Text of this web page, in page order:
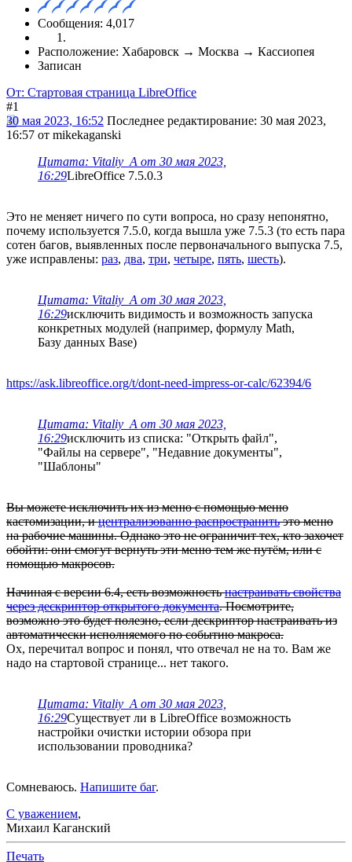
Сообщения: 4,017
Расположение: Хабаровск → Москва → Кассиопея
Записан
От: Стартовая страница LibreOffice
#1
30 мая 2023, 16:52 Последнее редактирование: 30 мая 2023,
16:57 от mikekaganski
Цитата: Vitaliy_A от 30 мая 2023,
16:29LibreOffice 7.5.0.3
Это не меняет ничего по сути вопроса, но сразу непонятно,
почему используется 7.5.0, когда вышла уже 7.5.3 (то есть пара
сотен багов, выявленных после первоначального выпуска 7.5,
уже исправлены: раз, два, три, четыре, пять, шесть).
Цитата: Vitaliy_A от 30 мая 2023,
16:29исключить видимость и возможность запуска
конкретных модулей (например, формулу Math,
Базу данных Base)
https://ask.libreoffice.org/t/dont-need-impress-or-calc/62394/6
Цитата: Vitaliy_A от 30 мая 2023,
16:29исключить из списка: "Открыть файл",
"Файлы на сервере", "Недавние документы",
"Шаблоны"
Вы можете исключить их из меню с помощью меню
кастомизации, ицентрализованно распространитьэто меню
на рабочие машины. Однако это не ограничит тех, кто захочет
обойти: они смогут вернуть эти меню тем же путём, или с
помощью макросов.
Начиная с версии 6.4, есть возможностьнастраивать свойства
через дескриптор открытого документа. Посмотрите,
возможно это будет полезно, если дескриптор настраивать из
автоматически исполняемого по событию макроса.
Ох, перечитал вопрос и понял, что отвечал не на то. Вам же
надо на стартовой странице... нет такого.
Цитата: Vitaliy_A от 30 мая 2023,
16:29Существует ли в LibreOffice возможность
настройки очистки истории обзора при
использовании проводника?
Сомневаюсь. Напишите баг.
С уважением,
Михаил Каганский
Печать